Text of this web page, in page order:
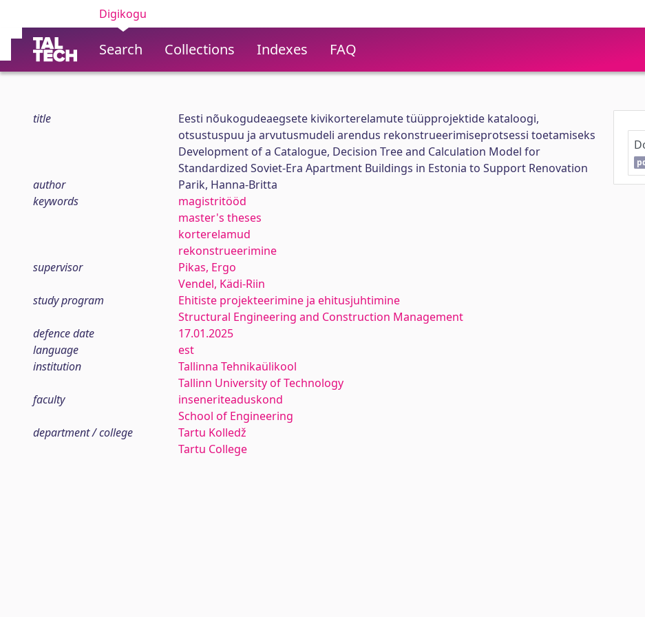
Digikogu
Search Collections Indexes FAQ
title
Eesti nõukogudeaegsete kivikorterelamute tüüpprojektide kataloogi,
otsustuspuu ja arvutusmudeli arendus rekonstrueerimiseprotsessi toetamiseks
Development of a Catalogue, Decision Tree and Calculation Model for
Standardized Soviet-Era Apartment Buildings in Estonia to Support Renovation
author
Parik, Hanna-Britta
keywords
magistritööd
master's theses
korterelamud
rekonstrueerimine
supervisor
Pikas, Ergo
Vendel, Kädi-Riin
study program
Ehitiste projekteerimine ja ehitusjuhtimine
Structural Engineering and Construction Management
defence date
17.01.2025
language
est
institution
Tallinna Tehnikaülikool
Tallinn University of Technology
faculty
inseneriteaduskond
School of Engineering
department / college
Tartu Kolledž
Tartu College